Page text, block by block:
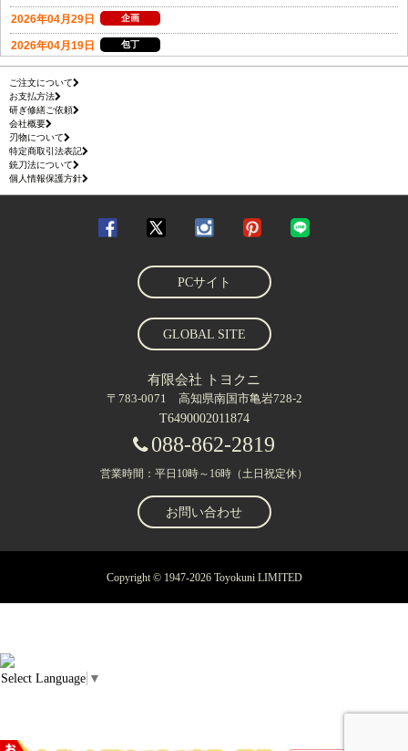
ご注文について
お支払方法
研ぎ修繕ご依頼
会社概要
刃物について
特定商取引法表記
銃刀法について
個人情報保護方針
PCサイト
GLOBAL SITE
有限会社 トヨクニ
〒783-0071 高知県南国市亀岩728-2
T6490002011874
088-862-2819
営業時間：平日10時～16時（土日祝定休）
お問い合わせ
Copyright © 1947-2026 Toyokuni LIMITED
Select Language ▼